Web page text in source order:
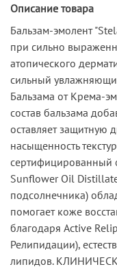
Описание товара
Бальзам-эмолент
при сильно
атопического
сильный
Бальзама от Крема-
состав бальзама
оставляет защитную
насыщенность
сертифицированный
Sunflower Oil
подсолнечника)
помогает коже
благодаря Active
Релипидации),
липидов.